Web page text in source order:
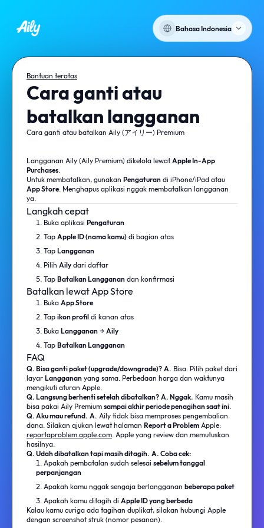
Bahasa Indonesia
Bantuan teratas
Cara ganti atau
batalkan langganan
Cara ganti atau batalkan Aily (アイリー) Premium
Langganan Aily (Aily Premium) dikelola lewatApple In-App
Purchases.
Untuk membatalkan, gunakan Pengaturan di iPhone/iPad atau
App Store. Menghapus aplikasi nggak membatalkan langganan
ya.
Langkah cepat
Buka aplikasi Pengaturan
Tap Apple ID (nama kamu) di bagian atas
Tap Langganan
Pilih Aily dari daftar
Tap Batalkan Langganan dan konfirmasi
Batalkan lewat App Store
Buka App Store
Tap ikon profil di kanan atas
Buka Langganan → Aily
Tap Batalkan Langganan
FAQ
Q. Bisa ganti paket (upgrade/downgrade)? A. Bisa. Pilih paket dari
layar Langganan yang sama. Perbedaan harga dan waktunya
mengikuti aturan Apple.
Q. Langsung berhenti setelah dibatalkan? A. Nggak. Kamu masih
bisa pakai Aily Premium sampai akhir periode penagihan saat ini.
Q. Aku mau refund. A. Aily tidak bisa memproses pengembalian
dana. Silakan ajukan lewat halaman Report a Problem Apple:
reportaproblem.apple.com. Apple yang review dan memutuskan
hasilnya.
Q. Udah dibatalkan tapi masih ditagih. A. Coba cek:
Apakah pembatalan sudah selesai sebelum tanggal
perpanjangan
Apakah kamu nggak sengaja berlangganan beberapa paket
Apakah kamu ditagih di Apple ID yang berbeda
Kalau kamu curiga ada tagihan duplikat, silakan hubungi Apple
dengan screenshot struk (nomor pesanan).